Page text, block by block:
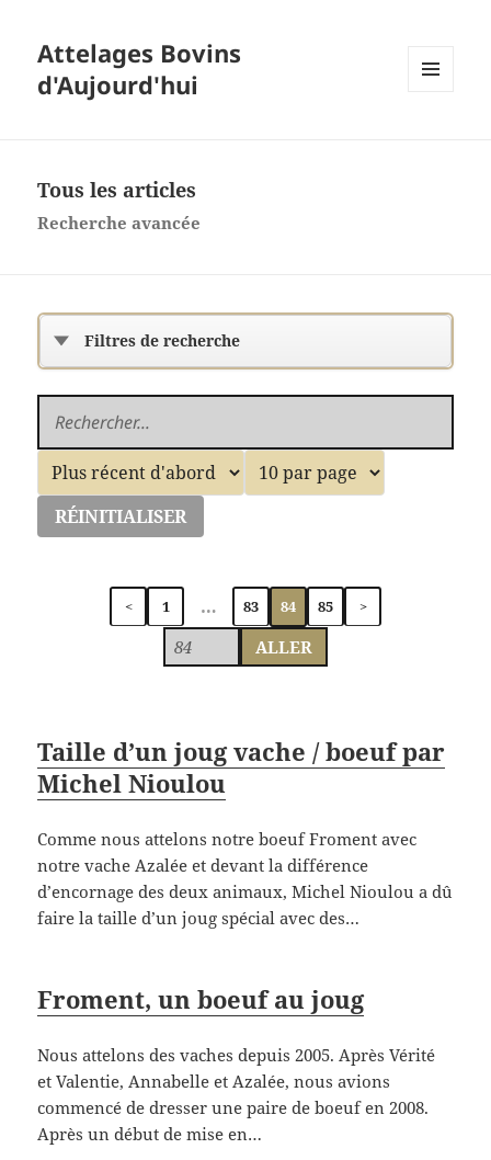
Attelages Bovins
d'Aujourd'hui
Tous les articles
Recherche avancée
Filtres de recherche
RÉINITIALISER
< 1 … 83 84 85 >
ALLER
Taille d’un joug vache / boeuf par
Michel Nioulou
Comme nous attelons notre boeuf Froment avec
notre vache Azalée et devant la différence
d’encornage des deux animaux, Michel Nioulou a dû
faire la taille d’un joug spécial avec des…
Froment, un boeuf au joug
Nous attelons des vaches depuis 2005. Après Vérité
et Valentie, Annabelle et Azalée, nous avions
commencé de dresser une paire de boeuf en 2008.
Après un début de mise en…